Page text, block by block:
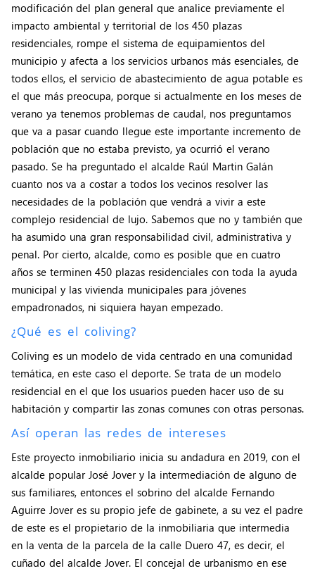
modificación del plan general que analice previamente el
impacto ambiental y territorial de los 450 plazas
residenciales, rompe el sistema de equipamientos del
municipio y afecta a los servicios urbanos más esenciales, de
todos ellos, el servicio de abastecimiento de agua potable es
el que más preocupa, porque si actualmente en los meses de
verano ya tenemos problemas de caudal, nos preguntamos
que va a pasar cuando llegue este importante incremento de
población que no estaba previsto, ya ocurrió el verano
pasado. Se ha preguntado el alcalde Raúl Martin Galán
cuanto nos va a costar a todos los vecinos resolver las
necesidades de la población que vendrá a vivir a este
complejo residencial de lujo. Sabemos que no y también que
ha asumido una gran responsabilidad civil, administrativa y
penal. Por cierto, alcalde, como es posible que en cuatro
años se terminen 450 plazas residenciales con toda la ayuda
municipal y las vivienda municipales para jóvenes
empadronados, ni siquiera hayan empezado.
¿Qué es el coliving?
Coliving es un modelo de vida centrado en una comunidad
temática, en este caso el deporte. Se trata de un modelo
residencial en el que los usuarios pueden hacer uso de su
habitación y compartir las zonas comunes con otras personas.
Así operan las redes de intereses
Este proyecto inmobiliario inicia su andadura en 2019, con el
alcalde popular José Jover y la intermediación de alguno de
sus familiares, entonces el sobrino del alcalde Fernando
Aguirre Jover es su propio jefe de gabinete, a su vez el padre
de este es el propietario de la inmobiliaria que intermedia
en la venta de la parcela de la calle Duero 47, es decir, el
cuñado del alcalde Jover. El concejal de urbanismo en ese